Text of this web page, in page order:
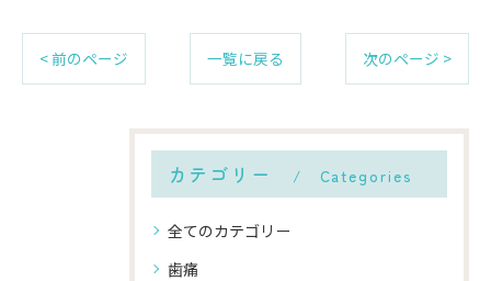
< 前のページ 一覧に戻る 次のページ >
カテゴリー Categories
全てのカテゴリー
歯痛